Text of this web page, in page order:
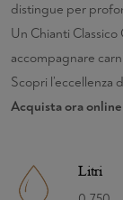
distingue per
Un Chianti
accompagnare
Scopri l’eccellenza
Acquista ora
Litri